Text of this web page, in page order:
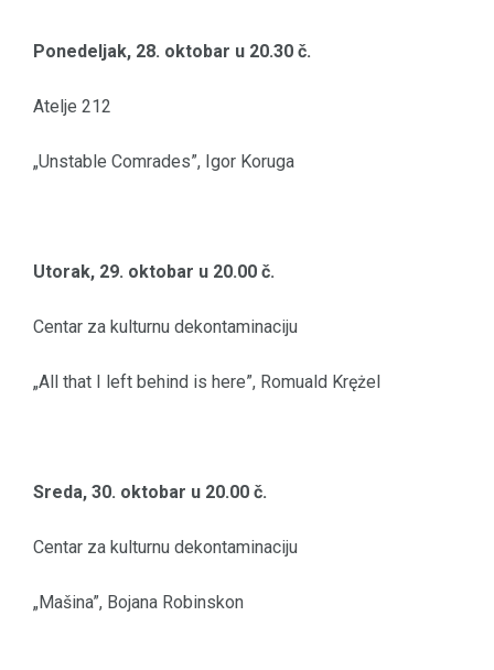
Ponedeljak, 28. oktobar u 20.30 č.
Atelje 212
„Unstable Comrades”, Igor Koruga
Utorak, 29. oktobar u 20.00 č.
Centar za kulturnu dekontaminaciju
„All that I left behind is here”, Romuald Krężel
Sreda, 30. oktobar u 20.00 č.
Centar za kulturnu dekontaminaciju
„Mašina”, Bojana Robinskon